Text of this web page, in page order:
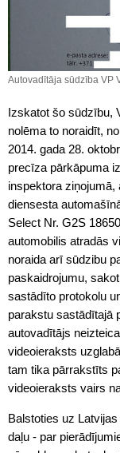
Autovadītāja sūdzība VP
Izskatot šo sūdzību,
nolēma to noraidīt,
2014. gada 28.
precīza pārkāpuma
inspektora
diensesta
Select Nr. G2S
automobilis atradās
noraida arī sūdzibu
paskaidrojumu,
sastādīto protokolu
parakstu sastādītajā
autovadītājs
videoieraksts
tam tika pārrakstīts
videoieraksts vairs
Balstoties uz
daļu - par